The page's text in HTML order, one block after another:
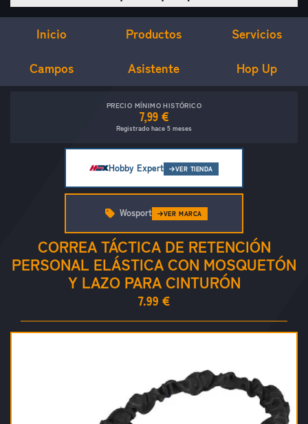
Inicio Productos Servicios
Campos Asistente Hop Up
PRECIO MÍNIMO HISTÓRICO
7,99 €
Registrado hace 5 meses
Hobby Expert VER TIENDA
CORREA TÁCTICA DE RETENCIÓN
PERSONAL ELÁSTICA CON MOSQUETÓN
Y LAZO PARA CINTURÓN
7.99 €
Wosport VER MARCA